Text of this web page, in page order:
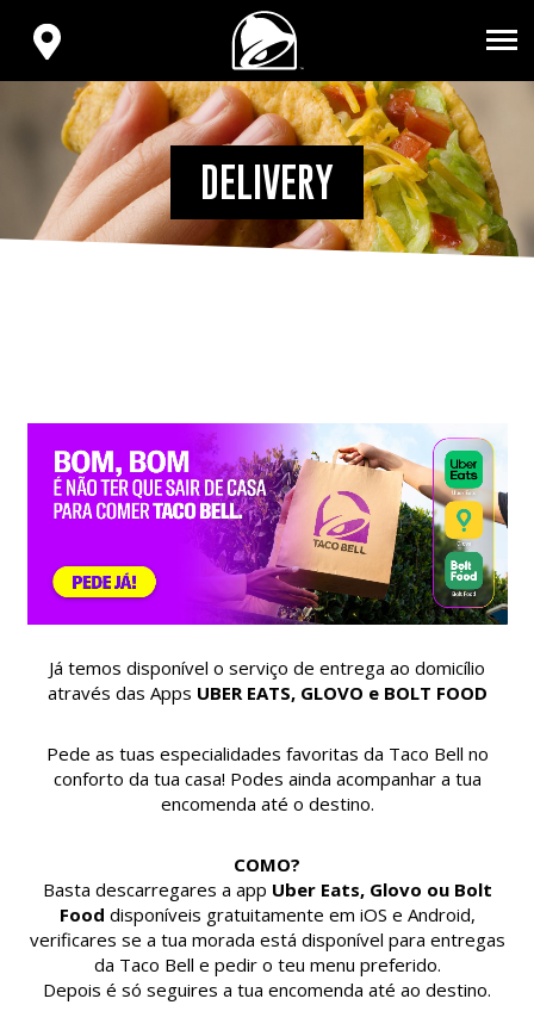
ENCONTRA
TACO
BELL
VOLVER
AL
INICIO
DELIVERY
Já temos disponível o serviço de entrega ao domicílio
através das Apps UBER EATS, GLOVO e BOLT FOOD
Pede as tuas especialidades favoritas da Taco Bell no
conforto da tua casa! Podes ainda acompanhar a tua
encomenda até o destino.
COMO?
Basta descarregares a app Uber Eats, Glovo ou Bolt
Food disponíveis gratuitamente em iOS e Android,
verificares se a tua morada está disponível para entregas
da Taco Bell e pedir o teu menu preferido.
Depois é só seguires a tua encomenda até ao destino.